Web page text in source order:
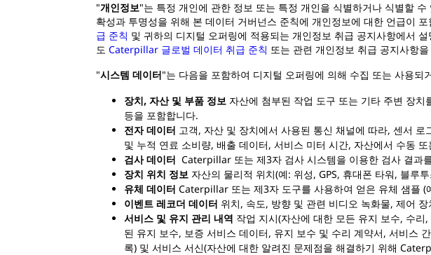
"개인정보"는 특정 개인에 관한 정보 또는 특정 개인을 식별하거나 식별할 수
확성과 투명성을 위해 본 데이터 거버넌스 준칙에 개인정보에 대한 언급이
급 준칙 및 귀하의 디지털 오퍼링에 적용되는 개인정보 취급 공지사항에서
도 Caterpillar 글로벌 데이터 취급 준칙 또는 관련 개인정보 취급 공지사항
"시스템 데이터"는 다음을 포함하여 디지털 오퍼링에 의해 수집 또는 사용되
장치, 자산 및 부품 정보 자산에 첨부된 작업 도구 또는 기타 주변 장
등을 포함합니다.
전자 데이터 고객, 자산 및 장치에서 사용된 통신 채널에 따라, 센서
및 누적 연료 소비량, 배출 데이터, 서비스 미터 시간, 자산에서 수동
검사 데이터 Caterpillar 또는 제3자 검사 시스템을 이용한 검사 결과
장치 위치 정보 자산의 물리적 위치(예: 위성, GPS, 휴대폰 타워, 블루
유체 데이터 Caterpillar 또는 제3자 도구를 사용하여 얻은 유체 샘플
이벤트 레코더 데이터 위치, 속도, 방향 및 관련 비디오 녹화물, 제어
서비스 및 유지 관리 내역 작업 지시(자산에 대한 모든 유지 보수, 수
된 유지 보수, 보증 서비스 데이터, 유지 보수 및 수리 계약서, 서비스
록) 및 서비스 서신(자산에 대한 알려진 문제점을 해결하기 위해